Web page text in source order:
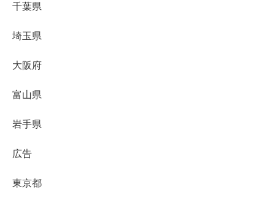
千葉県
埼玉県
大阪府
富山県
岩手県
広告
東京都